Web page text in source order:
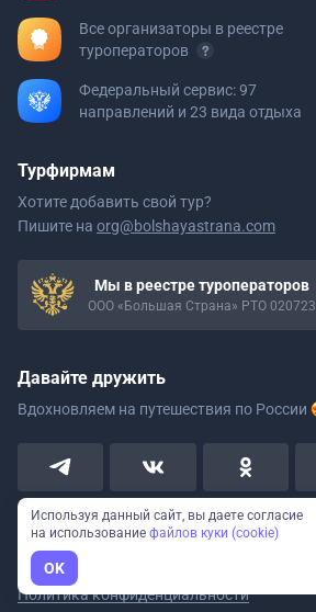
Все организаторы в реестре
туроператоров
Федеральный сервис: 97
направлений и 23 вида отдыха
Турфирмам
Хотите добавить свой тур?
Пишите на org@bolshayastrana.com
Мы в реестре туроператоров
ООО «Большая Страна» РТО 020723
Давайте дружить
Вдохновляем на путешествия по России
Пользовательское соглашение
Политика конфиденциальности
Используя данный сайт, вы даете согласие
на использование файлов куки (cookie)
OK